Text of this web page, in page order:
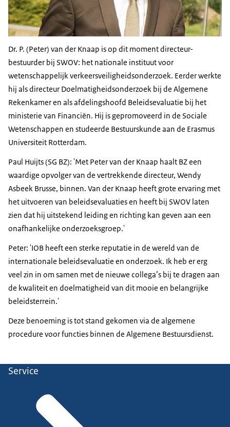
Dr. P. (Peter) van der Knaap is op dit moment directeur-
bestuurder bij SWOV: het nationale instituut voor
wetenschappelijk verkeersveiligheidsonderzoek. Eerder werkte
hij als directeur Doelmatigheidsonderzoek bij de Algemene
Rekenkamer en als afdelingshoofd Beleidsevaluatie bij het
ministerie van Financiën. Hij is gepromoveerd in de Sociale
Wetenschappen en studeerde Bestuurskunde aan de Erasmus
Universiteit Rotterdam.
Paul Huijts (SG BZ): 'Met Peter van der Knaap haalt BZ een
waardige opvolger van de vertrekkende directeur, Wendy
Asbeek Brusse, binnen. Van der Knaap heeft grote ervaring met
het uitvoeren van beleidsevaluaties en heeft bij SWOV laten
zien dat hij uitstekend leiding en richting kan geven aan een
onafhankelijke onderzoeksgroep.'
Peter: 'IOB heeft een sterke reputatie in de wereld van de
internationale beleidsevaluatie en onderzoek. Ik heb er erg
veel zin in om samen met de nieuwe collega’s bij te dragen aan
de kwaliteit en doelmatigheid van dit mooie en belangrijke
beleidsterrein.'
Deze benoeming is tot stand gekomen via de algemene
procedure voor functies binnen de Algemene Bestuursdienst.
Service